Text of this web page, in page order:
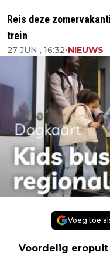
Reis deze
trein
27 JUN , 16:32•NIEUWS
Voeg toe
Voordelig